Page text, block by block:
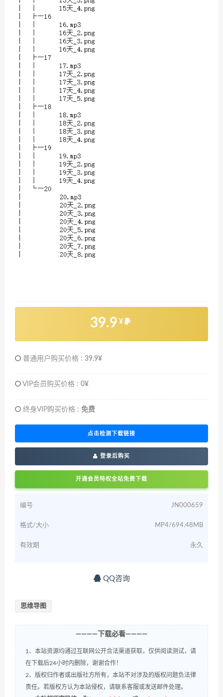
39.9 ¥
普通用户购买价格 : 39.9¥
VIP会员购买价格 : 0¥
终身VIP购买价格 : 免费
点击检测下载链接
登录后购买
开通会员特权全站免费下载
编号 JN000659
格式/大小 MP4/694.48MB
有效期 永久
QQ咨询
思维导图
————下载必看————
1、本站资源均通过互联网公开合法渠道获取，仅供阅读测试，请
在下载后24小时内删除，谢谢合作！
2、版权归作者或出版社方所有，本站不对涉及的版权问题负法律
责任。若版权方认为本站侵权，请联系客服或发送邮件处理。